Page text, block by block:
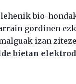
bio-
gordinen
izan
bietan